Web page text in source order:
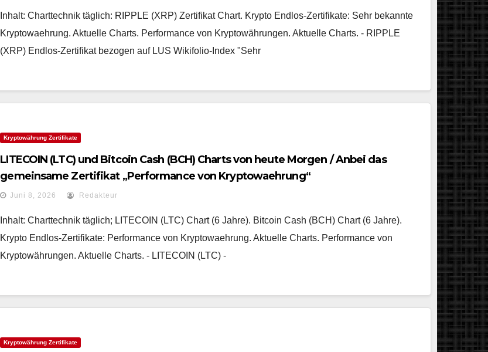
Inhalt: Charttechnik täglich: RIPPLE (XRP) Zertifikat Chart. Krypto Endlos-Zertifikate: Sehr bekannte
Kryptowaehrung. Aktuelle Charts. Performance von Kryptowährungen. Aktuelle Charts. - RIPPLE
(XRP) Endlos-Zertifikat bezogen auf LUS Wikifolio-Index "Sehr
Kryptowährung Zertifikate
LITECOIN (LTC) und Bitcoin Cash (BCH) Charts von heute Morgen / Anbei das
gemeinsame Zertifikat „Performance von Kryptowaehrung“
Juni 8, 2026 Redakteur
Inhalt: Charttechnik täglich; LITECOIN (LTC) Chart (6 Jahre). Bitcoin Cash (BCH) Chart (6 Jahre).
Krypto Endlos-Zertifikate: Performance von Kryptowaehrung. Aktuelle Charts. Performance von
Kryptowährungen. Aktuelle Charts. - LITECOIN (LTC) -
Kryptowährung Zertifikate